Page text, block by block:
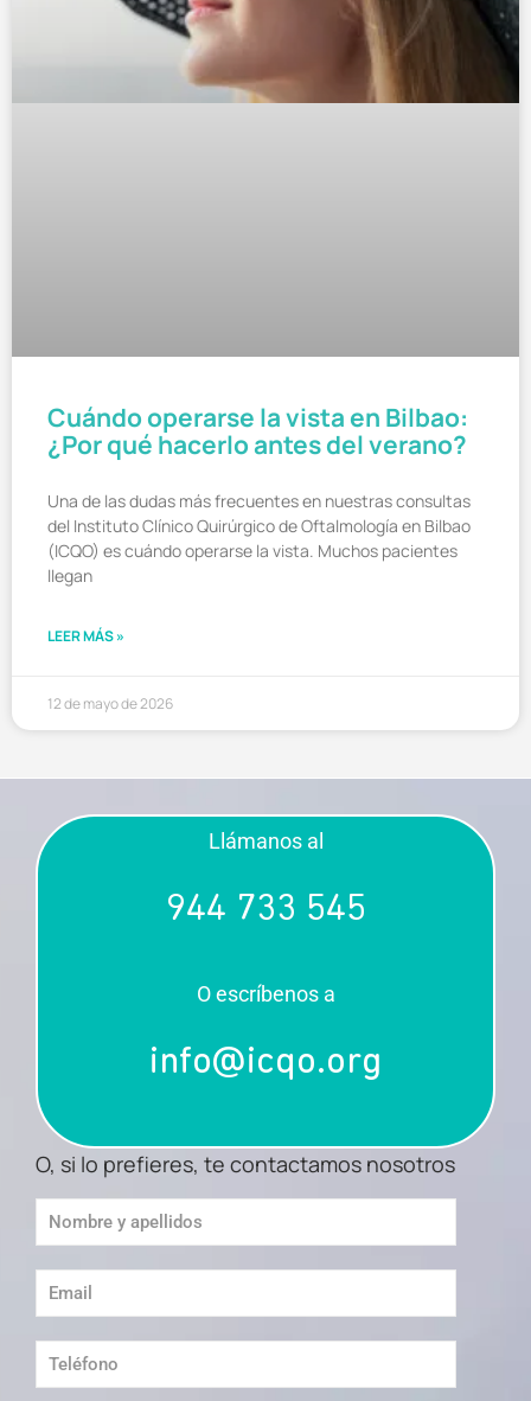
Cuándo operarse la vista en Bilbao:
¿Por qué hacerlo antes del verano?
Una de las dudas más frecuentes en nuestras consultas
del Instituto Clínico Quirúrgico de Oftalmología en Bilbao
(ICQO) es cuándo operarse la vista. Muchos pacientes
llegan
LEER MÁS »
12 de mayo de 2026
Llámanos al
944 733 545
O escríbenos a
info@icqo.org
O, si lo prefieres, te contactamos nosotros